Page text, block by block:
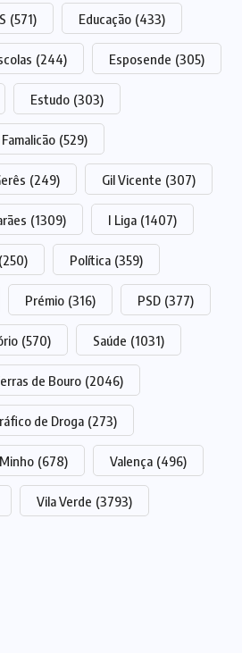
(571) Educação (433)
(244) Esposende (305)
Estudo (303)
Famalicão (529)
(249) Gil Vicente (307)
(1309) I Liga (1407)
(250) Política (359)
Prémio (316) PSD (377)
(570) Saúde (1031)
de Bouro (2046)
de Droga (273)
(678) Valença (496)
Vila Verde (3793)